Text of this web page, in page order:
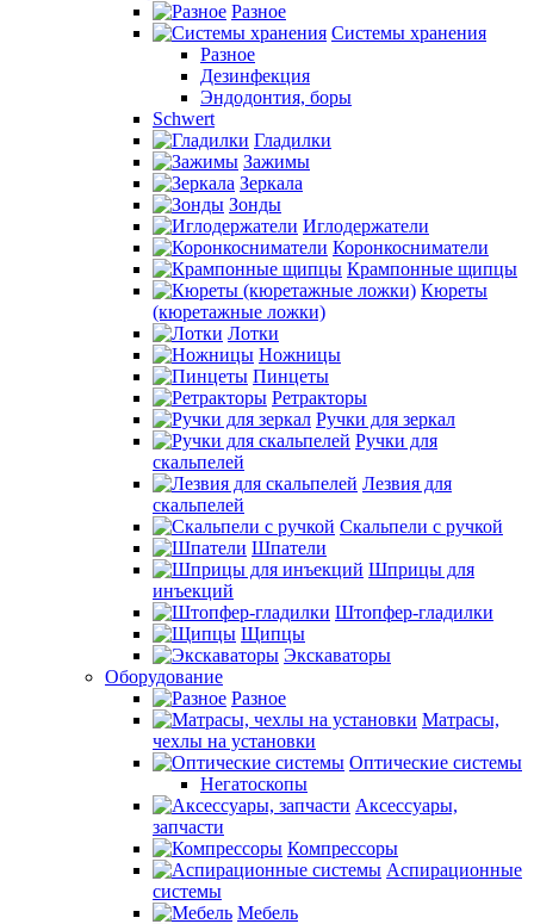
Разное
Системы хранения
Разное
Дезинфекция
Эндодонтия, боры
Schwert
Гладилки
Зажимы
Зеркала
Зонды
Иглодержатели
Коронкосниматели
Крампонные щипцы
Кюреты
(кюретажные ложки)
Лотки
Ножницы
Пинцеты
Ретракторы
Ручки для зеркал
Ручки для
скальпелей
Лезвия для
скальпелей
Скальпели с ручкой
Шпатели
Шприцы для
инъекций
Штопфер-гладилки
Щипцы
Экскаваторы
Оборудование
Разное
Матрасы,
чехлы на установки
Оптические системы
Негатоскопы
Аксессуары,
запчасти
Компрессоры
Аспирационные
системы
Мебель